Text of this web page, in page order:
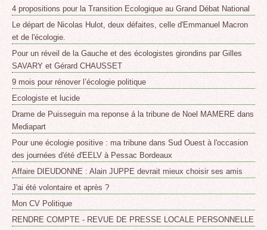
4 propositions pour la Transition Ecologique au Grand Débat National
Le départ de Nicolas Hulot, deux défaites, celle d'Emmanuel Macron
et de l'écologie.
Pour un réveil de la Gauche et des écologistes girondins par Gilles
SAVARY et Gérard CHAUSSET
9 mois pour rénover l’écologie politique
Ecologiste et lucide
Drame de Puisseguin ma reponse á la tribune de Noel MAMERE dans
Mediapart
Pour une écologie positive : ma tribune dans Sud Ouest à l'occasion
des journées d'été d'EELV à Pessac Bordeaux
Affaire DIEUDONNE : Alain JUPPE devrait mieux choisir ses amis
J'ai été volontaire et après ?
Mon CV Politique
RENDRE COMPTE - REVUE DE PRESSE LOCALE PERSONNELLE